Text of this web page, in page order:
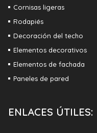
Cornisas ligeras
Rodapiés
Decoración del techo
Elementos decorativos
Elementos de fachada
Paneles de pared
ENLACES ÚTILES: